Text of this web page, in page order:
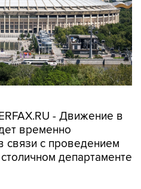
- Движение в
временно
связи с проведением
департаменте